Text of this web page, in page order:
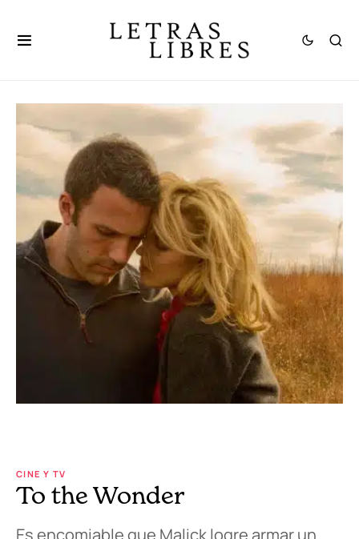
CINE Y TV
To the Wonder
Es encomiable que Malick logre armar un